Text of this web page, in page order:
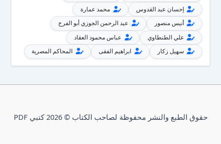
إحسان عبد القدوس
محمد عمارة
أنيس منصور
عبد الرحمن الجوزي أبو الفرج
علي الطنطاوي
عباس محمود العقاد
سهيل زكار
ابراهيم الفقى المحاكم المصرية
حقوق الطبع والنشر محفوظة لصاحب الكتاب © 2026 كتبي PDF